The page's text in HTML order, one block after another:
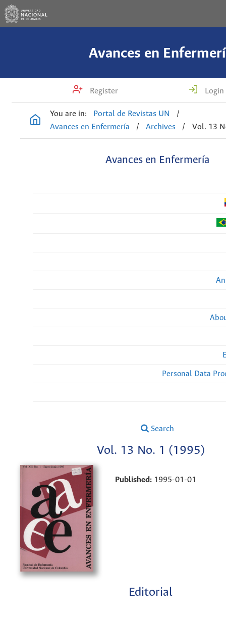
Avances en
Register Login
You are in: Portal de Revistas UN
/
Avances en Enfermería
/ Archives / Vol. 13
Avances en Enfermería
Personal Data
Search
Vol. 13 No. 1 (1995)
Published: 1995-01-01
Editorial